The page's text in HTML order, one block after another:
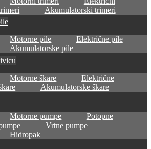
Akumulatorski trimeri
Motorne pile
Električne pile
Akumulatorske pile
Motorne škare
Električne
Akumulatorske škare
Motorne pumpe
Potopne
Vrtne pumpe
Hidropak